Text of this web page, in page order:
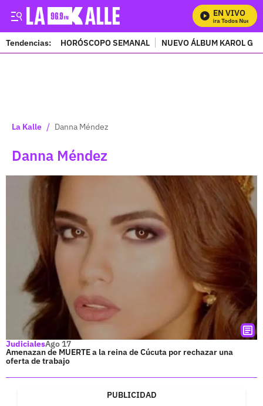
EN VIVO
Mira Todos
Tendencias: HORÓSCOPO SEMANAL NUEVO ÁLBUM KAROL G
La Kalle / Danna Méndez
Danna Méndez
JudicialesAgo 17
Amenazan de MUERTE a la reina de Cúcuta por rechazar una
oferta de trabajo
PUBLICIDAD